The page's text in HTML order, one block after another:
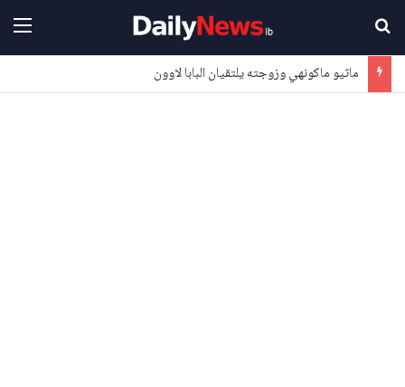
ماثيو ماكونهي وزوجته يلتقيان البابا لاوون